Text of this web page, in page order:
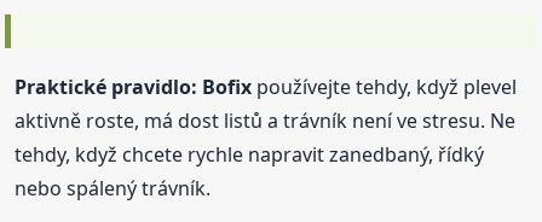
Praktické pravidlo: Bofix používejte tehdy, když plevel
aktivně roste, má dost listů a trávník není ve stresu. Ne
tehdy, když chcete rychle napravit zanedbaný, řídký
nebo spálený trávník.